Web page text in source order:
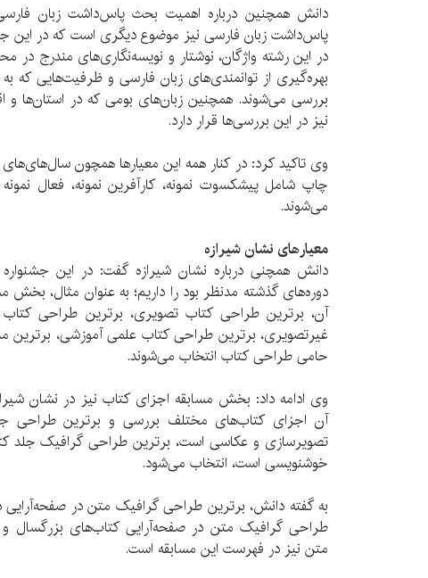
دانش همچنین درباره اهمیت بحث پاس‌داشت زبان
پاس‌داشت زبان فارسی نیز موضوع دیگری است که در این
در این رشته واژگان، نوشتار و نویسه‌نگاری‌های مندرج
بهره‌گیری از توانمندی‌های زبان فارسی و ظرفیت‌هایی که
بررسی می‌شوند. همچنین زبان‌های بومی که در استان‌ها و
نیز در این بررسی‌ها قرار دارد.
وی تاکید کرد: در کنار همه این‌ معیار‌ها همچون
چاپ شامل پیشکسوت نمونه، کارآفرین نمونه، فعال
می‌شوند.
معیارهای نشان شیرازه
دانش همچنی درباره نشان شیرازه گفت: در این
دوره‌های گذشته مدنظر بود را داریم؛ به عنوان مثال، بخش
آن، برترین طراحی کتاب تصویری، برترین طراحی
غیرتصویری، برترین طراحی کتاب علمی آموزشی، برترین
حامی طراحی کتاب انتخاب می‌شوند.
وی ادامه داد: بخش مسابقه اجزای کتاب نیز در نشان
آن اجزای کتاب‌های مختلف بررسی و برترین طراحی
تصویرسازی و عکاسی است، برترین طراحی گرافیک جلد
خوشنویسی است، انتخاب می‌شود.
به گفته دانش، برترین طراحی گرافیک متن در
طراحی گرافیک متن در صفحه‌آرایی کتاب‌های بزرگسال
متن نیز در فهرست این مسابقه است.